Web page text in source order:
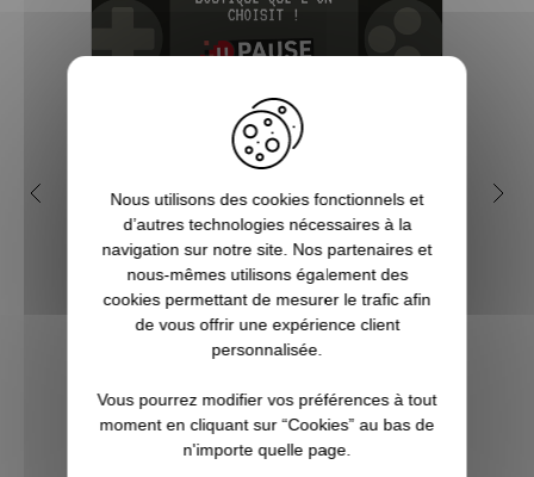
Pause Canap
Vous êtes accro aux séries télé ? Toujours
à l’affût de la sortie du prochain film de
super-héros ? Les jeux vidéo ne sont pas
qu’un simple hobby pour vous, mais une
Pause Canap, à l’endro...
Nous utilisons des cookies fonctionnels et
d’autres technologies nécessaires à la
navigation sur notre site. Nos partenaires et
nous-mêmes utilisons également des
cookies permettant de mesurer le trafic afin
de vous offrir une expérience client
personnalisée.
Vous pourrez modifier vos préférences à tout
moment en cliquant sur “Cookies” au bas de
n'importe quelle page.